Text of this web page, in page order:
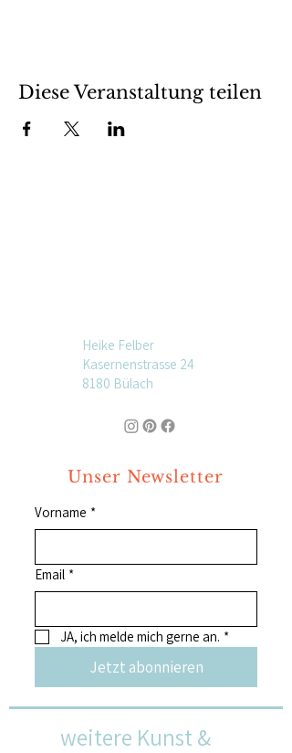
Diese Veranstaltung teilen
Heike Felber
Kasernenstrasse 24
8180 Bülach
Unser Newsletter
Vorname *
Email *
JA, ich melde mich gerne an. *
Jetzt abonnieren
weitere Kunst &